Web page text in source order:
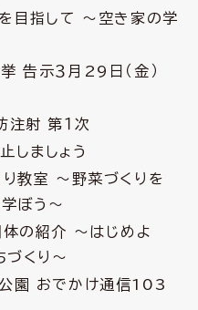
目指して ～空き家の学
告示３月29日（金）
注射 第１次
しましょう
教室 ～野菜づくりを
ぼう～
の紹介 ～はじめよ
づくり～
園 おでかけ通信103